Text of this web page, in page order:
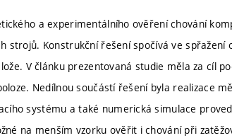
a experimentálního ověření chování
strojů. Konstrukční řešení spočívá ve spřažení
V článku prezentovaná studie měla za cíl
Nedílnou součástí řešení byla realizace
systému a také numerická simulace
na menším vzorku ověřit i chování při